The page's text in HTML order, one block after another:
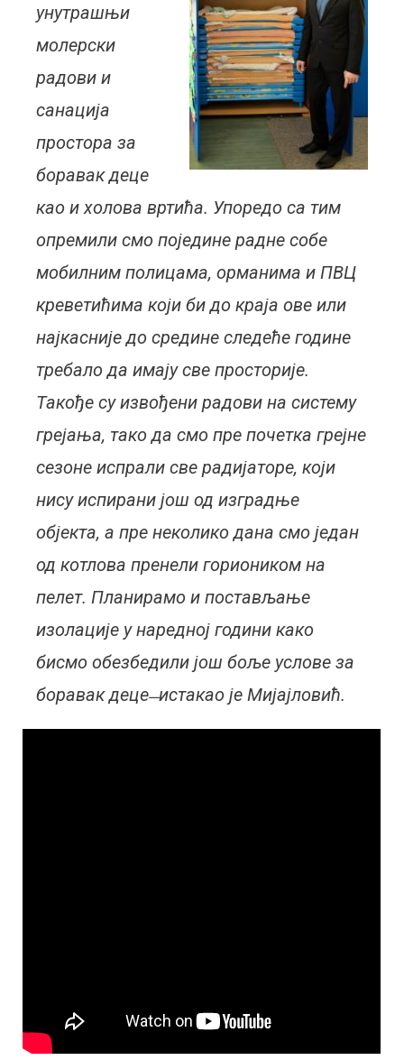
унутрашњи
молерски
радови и
санација
простора за
боравак деце
као и холова вртића. Упоредо са тим
опремили смо поједине радне собе
мобилним полицама, орманима и ПВЦ
креветићима који би до краја ове или
најкасније до средине следеће године
требало да имају све просторије.
Такође су извођени радови на систему
грејања, тако да смо пре почетка грејне
сезоне испрали све радијаторе, који
нису испирани још од изградње
објекта, а пре неколико дана смо један
од котлова пренели гориоником на
пелет. Планирамо и постављање
изолације у наредној години како
бисмо обезбедили још боље услове за
боравак деце ̶ истакао је Мијајловић.